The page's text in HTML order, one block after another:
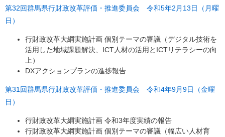
第32回群馬県行財政改革評価・推進委員会 令和5年2月13日（月曜
日）
行財政改革大綱実施計画 個別テーマの審議（デジタル技術を
活用した地域課題解決、ICT人材の活用とICTリテラシーの向
上）
DXアクションプランの進捗報告
第31回群馬県行財政改革評価・推進委員会 令和4年9月9日（金曜
日）
行財政改革大綱実施計画 令和3年度実績の報告
行財政改革大綱実施計画 個別テーマの審議（幅広い人材育